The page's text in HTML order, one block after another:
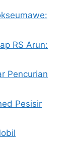
RS Arun:
Pencurian
Pesisir